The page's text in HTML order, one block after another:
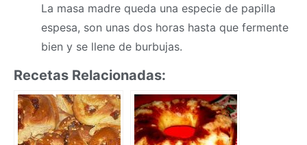
La masa madre queda una especie de papilla
espesa, son unas dos horas hasta que fermente
bien y se llene de burbujas.
Recetas Relacionadas: